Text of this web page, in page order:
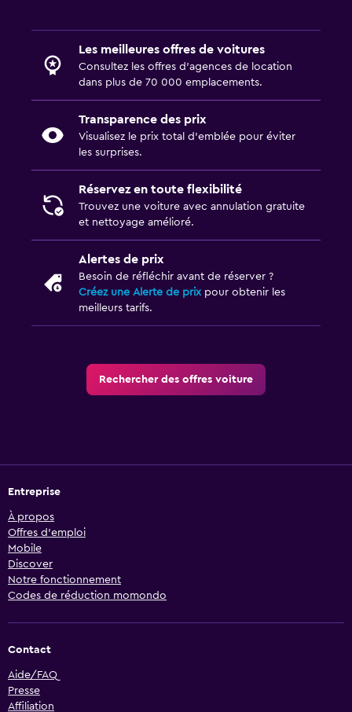
Les meilleures offres de voitures
Consultez les offres d’agences de location
dans plus de 70 000 emplacements.
Transparence des prix
Visualisez le prix total d’emblée pour éviter
les surprises.
Réservez en toute flexibilité
Trouvez une voiture avec annulation gratuite
et nettoyage amélioré.
Alertes de prix
Besoin de réfléchir avant de réserver ?
Créez une Alerte de prixpour obtenir les
meilleurs tarifs.
Rechercher des offres voiture
Entreprise
À propos
Offres d’emploi
Mobile
Discover
Notre fonctionnement
Codes de réduction momondo
Contact
Aide/FAQ
Presse
Affiliation